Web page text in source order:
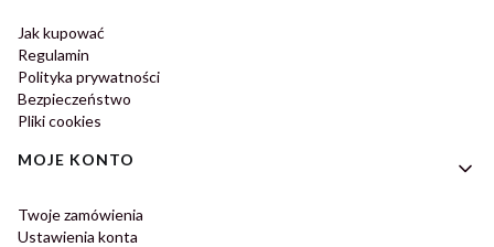
Jak kupować
Regulamin
Polityka prywatności
Bezpieczeństwo
Pliki cookies
MOJE KONTO
Twoje zamówienia
Ustawienia konta